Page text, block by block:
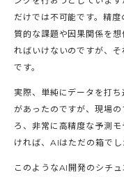
だけでは不可能です。精
質的な課題や因果関係を
ればいけないのですが、
です。
実際、単純にデータを打
があったのですが、現場
ろ、非常に高精度な予測
ければ、AIはただの箱でし
このようなAI開発のシチ